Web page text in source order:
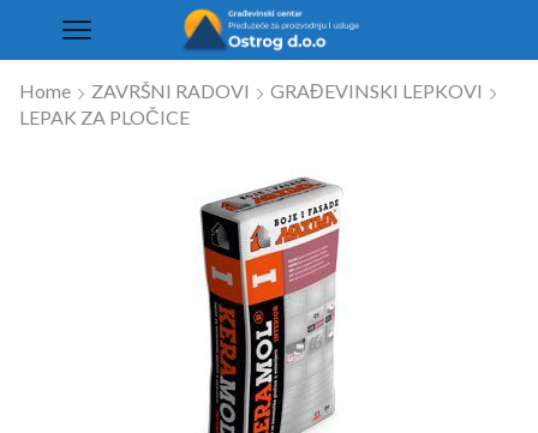
Home ZAVRŠNI RADOVI
GRAĐEVINSKI LEPKOVI
LEPAK ZA PLOČICE